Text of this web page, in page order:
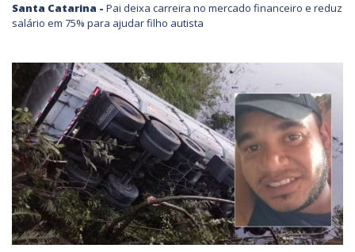
Santa Catarina - Pai deixa carreira no mercado financeiro e reduz
salário em 75% para ajudar filho autista